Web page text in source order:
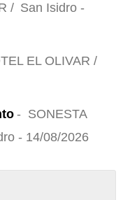
/ San Isidro -
EL OLIVAR /
- SONESTA
- 14/08/2026